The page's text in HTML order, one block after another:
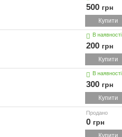
500 грн
Купити
В наявності
200 грн
Купити
В наявності
300 грн
Купити
Продано
0 грн
Купити